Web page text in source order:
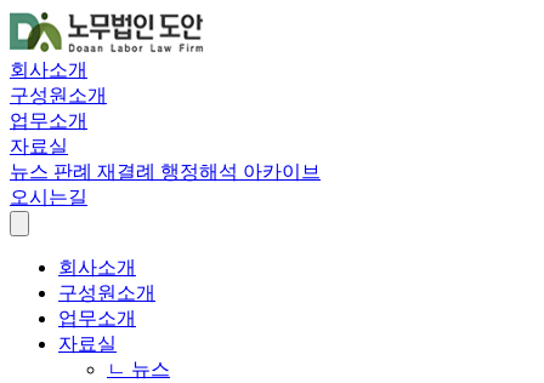
회사소개
구성원소개
업무소개
자료실
뉴스 판례 재결례 행정해석 아카이브
오시는길
회사소개
구성원소개
업무소개
자료실
ㄴ 뉴스